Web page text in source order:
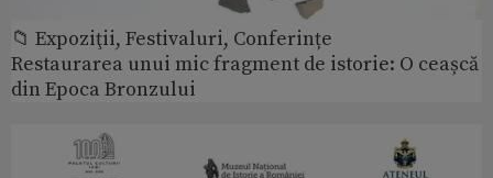
📁 Expoziţii, Festivaluri, Conferințe
Restaurarea unui mic fragment de istorie: O ceașcă
din Epoca Bronzului